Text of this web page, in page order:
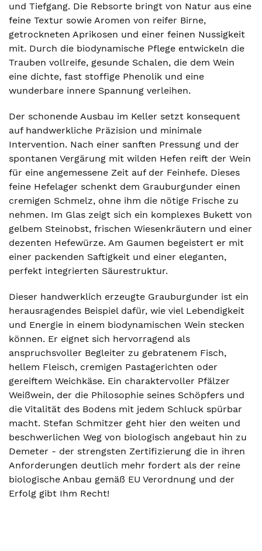
und Tiefgang. Die Rebsorte bringt von Natur aus eine
feine Textur sowie Aromen von reifer Birne,
getrockneten Aprikosen und einer feinen Nussigkeit
mit. Durch die biodynamische Pflege entwickeln die
Trauben vollreife, gesunde Schalen, die dem Wein
eine dichte, fast stoffige Phenolik und eine
wunderbare innere Spannung verleihen.
Der schonende Ausbau im Keller setzt konsequent
auf handwerkliche Präzision und minimale
Intervention. Nach einer sanften Pressung und der
spontanen Vergärung mit wilden Hefen reift der Wein
für eine angemessene Zeit auf der Feinhefe. Dieses
feine Hefelager schenkt dem Grauburgunder einen
cremigen Schmelz, ohne ihm die nötige Frische zu
nehmen. Im Glas zeigt sich ein komplexes Bukett von
gelbem Steinobst, frischen Wiesenkräutern und einer
dezenten Hefewürze. Am Gaumen begeistert er mit
einer packenden Saftigkeit und einer eleganten,
perfekt integrierten Säurestruktur.
Dieser handwerklich erzeugte Grauburgunder ist ein
herausragendes Beispiel dafür, wie viel Lebendigkeit
und Energie in einem biodynamischen Wein stecken
können. Er eignet sich hervorragend als
anspruchsvoller Begleiter zu gebratenem Fisch,
hellem Fleisch, cremigen Pastagerichten oder
gereiftem Weichkäse. Ein charaktervoller Pfälzer
Weißwein, der die Philosophie seines Schöpfers und
die Vitalität des Bodens mit jedem Schluck spürbar
macht. Stefan Schmitzer geht hier den weiten und
beschwerlichen Weg von biologisch angebaut hin zu
Demeter - der strengsten Zertifizierung die in ihren
Anforderungen deutlich mehr fordert als der reine
biologische Anbau gemäß EU Verordnung und der
Erfolg gibt Ihm Recht!